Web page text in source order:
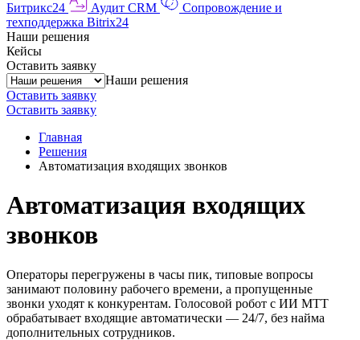
Битрикс24
Аудит CRM
Сопровождение и
техподдержка Bitrix24
Наши решения
Кейсы
Оставить заявку
Наши решения
Оставить заявку
Оставить заявку
Главная
Решения
Автоматизация входящих звонков
Автоматизация входящих
звонков
Операторы перегружены в часы пик, типовые вопросы
занимают половину рабочего времени, а пропущенные
звонки уходят к конкурентам. Голосовой робот с ИИ МТТ
обрабатывает входящие автоматически — 24/7, без найма
дополнительных сотрудников.